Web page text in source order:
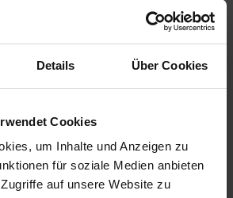
Details Über Cookies
Cookies
um Inhalte und Anzeigen zu
für soziale Medien anbieten
auf unsere Website zu